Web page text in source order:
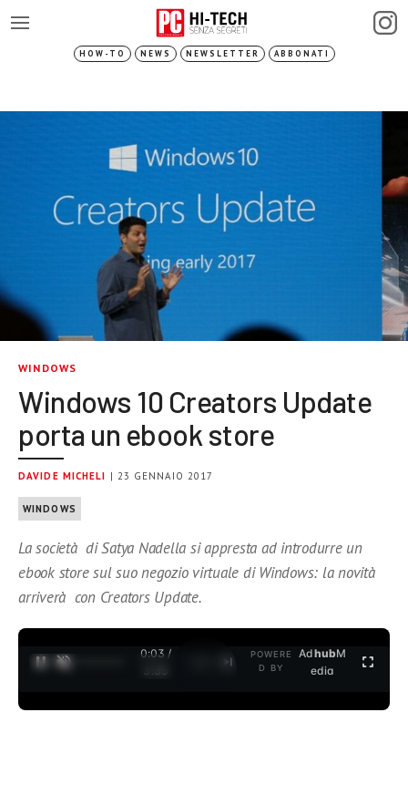
HOW-TO NEWS NEWSLETTER ABBONATI
WINDOWS
Windows 10 Creators Update
porta un ebook store
DAVIDE MICHELI | 23 GENNAIO 2017
WINDOWS
La società di Satya Nadella si appresta ad introdurre un
ebook store sul suo negozio virtuale di Windows: la novità
arriverà con Creators Update.
0:03 /
3:35
POWERE
D BY
AdhubM
edia